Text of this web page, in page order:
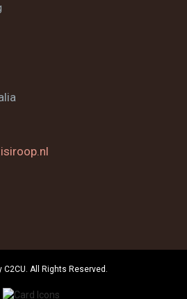
C2CU. All Rights Reserved.